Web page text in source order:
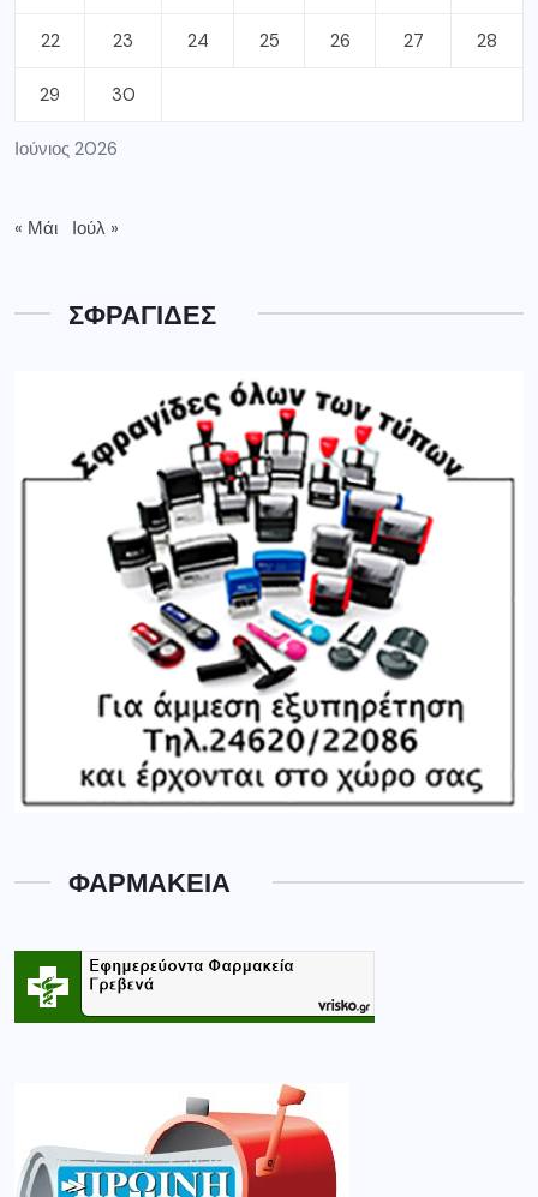
Ιούνιος 2026
22 23 24 25 26 27 28
29 30
« Μάι Ιούλ »
ΣΦΡΑΓΙΔΕΣ
ΦΑΡΜΑΚΕΙΑ